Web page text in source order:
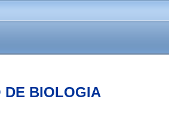
DE BIOLOGIA